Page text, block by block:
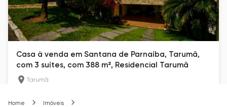
Home Imóveis
Casa à venda em Santana de Parnaíba, Tarumã,
com 3 suítes, com 388 m², Residencial Tarumã
Tarumã